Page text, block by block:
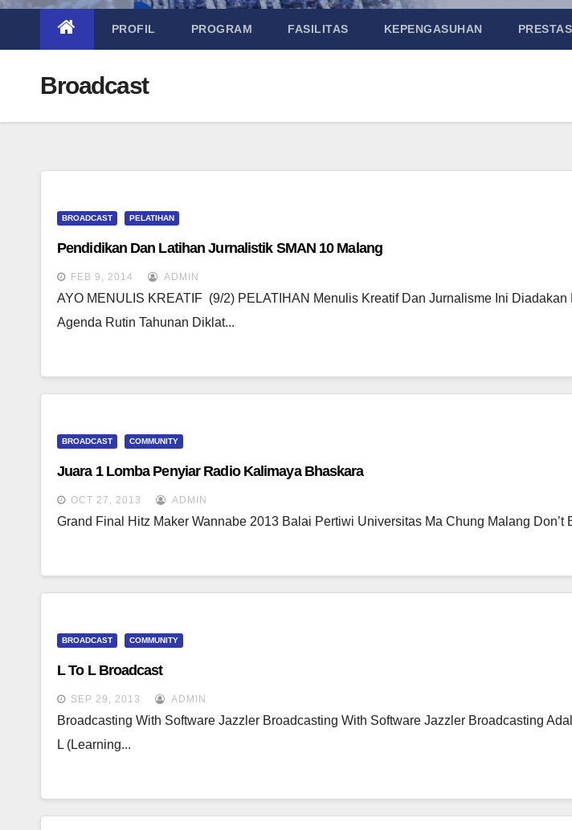
PROFIL PROGRAM FASILITAS KEPENGASUHAN
Broadcast
BROADCAST PELATIHAN
Pendidikan Dan Latihan Jurnalistik SMAN 10 Malang
FEB 9, 2014 ADMIN
AYO MENULIS KREATIF (9/2) PELATIHAN Menulis Kreatif Dan Jurnalisme Ini Diadakan
Agenda Rutin Tahunan Diklat...
BROADCAST COMMUNITY
Juara 1 Lomba Penyiar Radio Kalimaya Bhaskara
OCT 27, 2013 ADMIN
Grand Final Hitz Maker Wannabe 2013 Balai Pertiwi Universitas Ma Chung Malang Don’t
BROADCAST COMMUNITY
L To L Broadcast
SEP 29, 2013 ADMIN
Broadcasting With Software Jazzler Broadcasting With Software Jazzler Broadcasting
L (Learning...